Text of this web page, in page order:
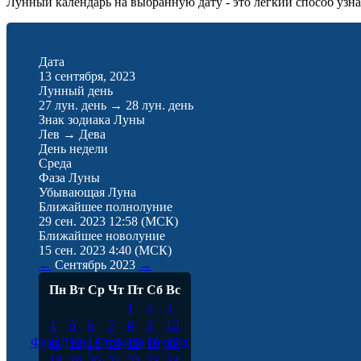
Дата
13 сентября, 2023
Лунный день
27 лун. день → 28 лун. день
Знак зодиака Луны
Лев → Дева
День недели
Среда
Фаза Луны
Убывающая Луна
Ближайшее полнолуние
29 сен. 2023 12:58 (МСК)
Ближайшее новолуние
15 сен. 2023 4:40 (МСК)
← Сентябрь 2023 →
Пн Вт Ср Чт Пт Сб Вс
1
2
3
4
5 6 7 8 9
10
11 12 13 14 15 16 17
Фаза Луны Стрижка Огород